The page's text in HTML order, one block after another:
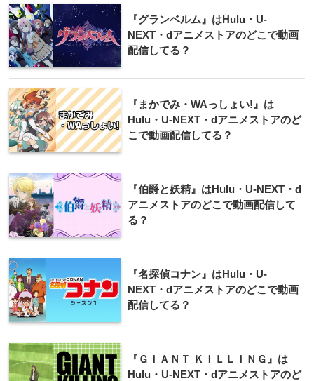
『グランベルム』はHulu・U-
NEXT・dアニメストアのどこで動画
配信してる？
『まかでみ・WAっしょい!』は
Hulu・U-NEXT・dアニメストアのど
こで動画配信してる？
『伯爵と妖精』はHulu・U-NEXT・d
アニメストアのどこで動画配信して
る？
『名探偵コナン』はHulu・U-
NEXT・dアニメストアのどこで動画
配信してる？
『ＧＩＡＮＴ ＫＩＬＬＩＮＧ』は
Hulu・U-NEXT・dアニメストアのど